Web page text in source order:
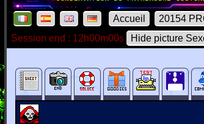
Accueil 20154
Session end : 12h00m00s
Hide picture